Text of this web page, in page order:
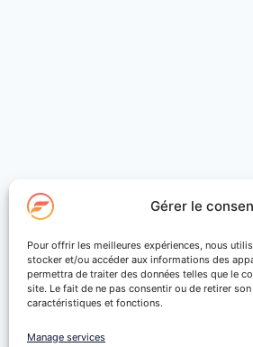
Gérer le
Pour offrir les meilleures expériences, nous
stocker et/ou accéder aux informations des
permettra de traiter des données telles que le
site. Le fait de ne pas consentir ou de retirer
caractéristiques et fonctions.
Manage services